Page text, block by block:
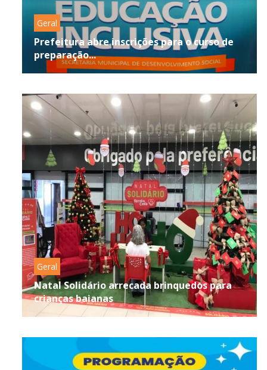
Geral
Prefeitura abre inscrições para o curso de
preparação...
Geral
Natal Solidário arrecada brinquedos para
crianças baianas